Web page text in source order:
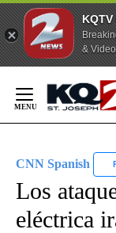
&
Content
CNN Spanish
Los
eléctrica